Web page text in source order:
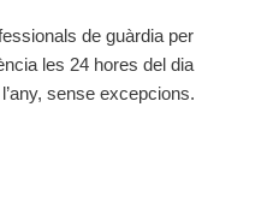
de guàrdia per
les 24 hores del dia
sense excepcions.